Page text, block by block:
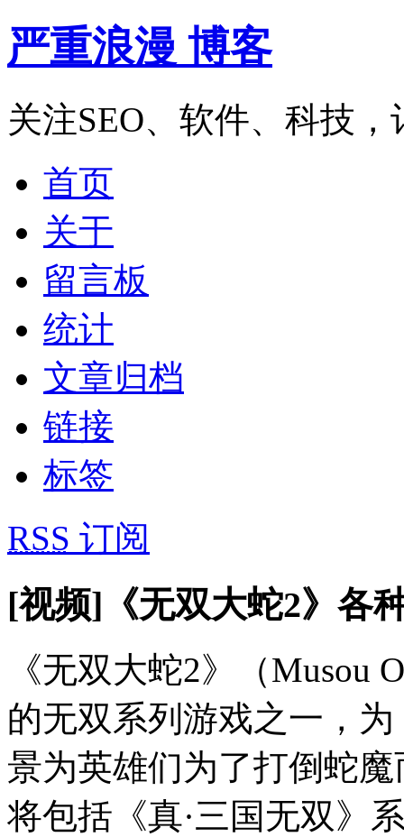
严重浪漫 博客
关注SEO、软件、科技
首页
关于
留言板
统计
文章归档
链接
标签
RSS 订阅
[视频]《无双大蛇2》各
《无双大蛇2》（Musou
的无双系列游戏之一，
景为英雄们为了打倒蛇
将包括《真·三国无双》